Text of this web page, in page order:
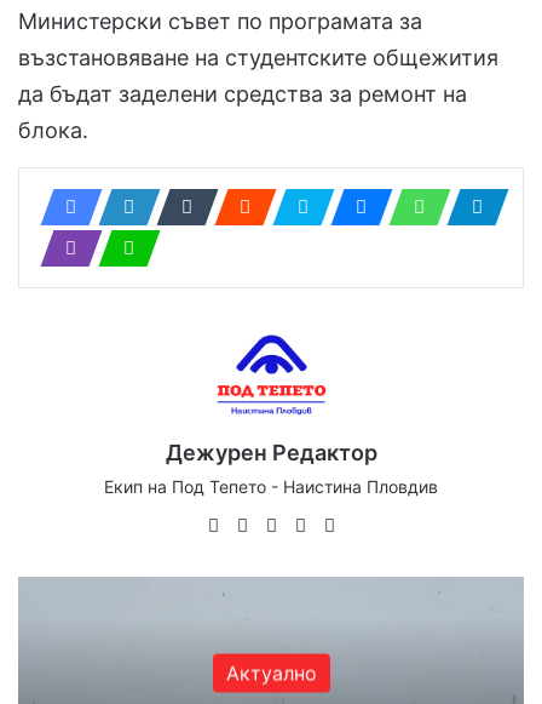
Министерски съвет по програмата за
възстановяване на студентските общежития
да бъдат заделени средства за ремонт на
блока.
Дежурен Редактор
Екип на Под Тепето - Наистина Пловдив
WebsiteFacebook
X YouTube
Актуално